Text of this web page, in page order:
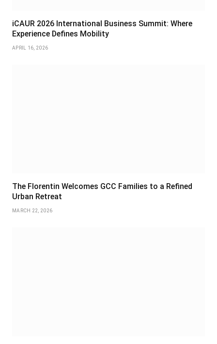
iCAUR 2026 International Business Summit: Where
Experience Defines Mobility
APRIL 16, 2026
The Florentin Welcomes GCC Families to a Refined
Urban Retreat
MARCH 22, 2026